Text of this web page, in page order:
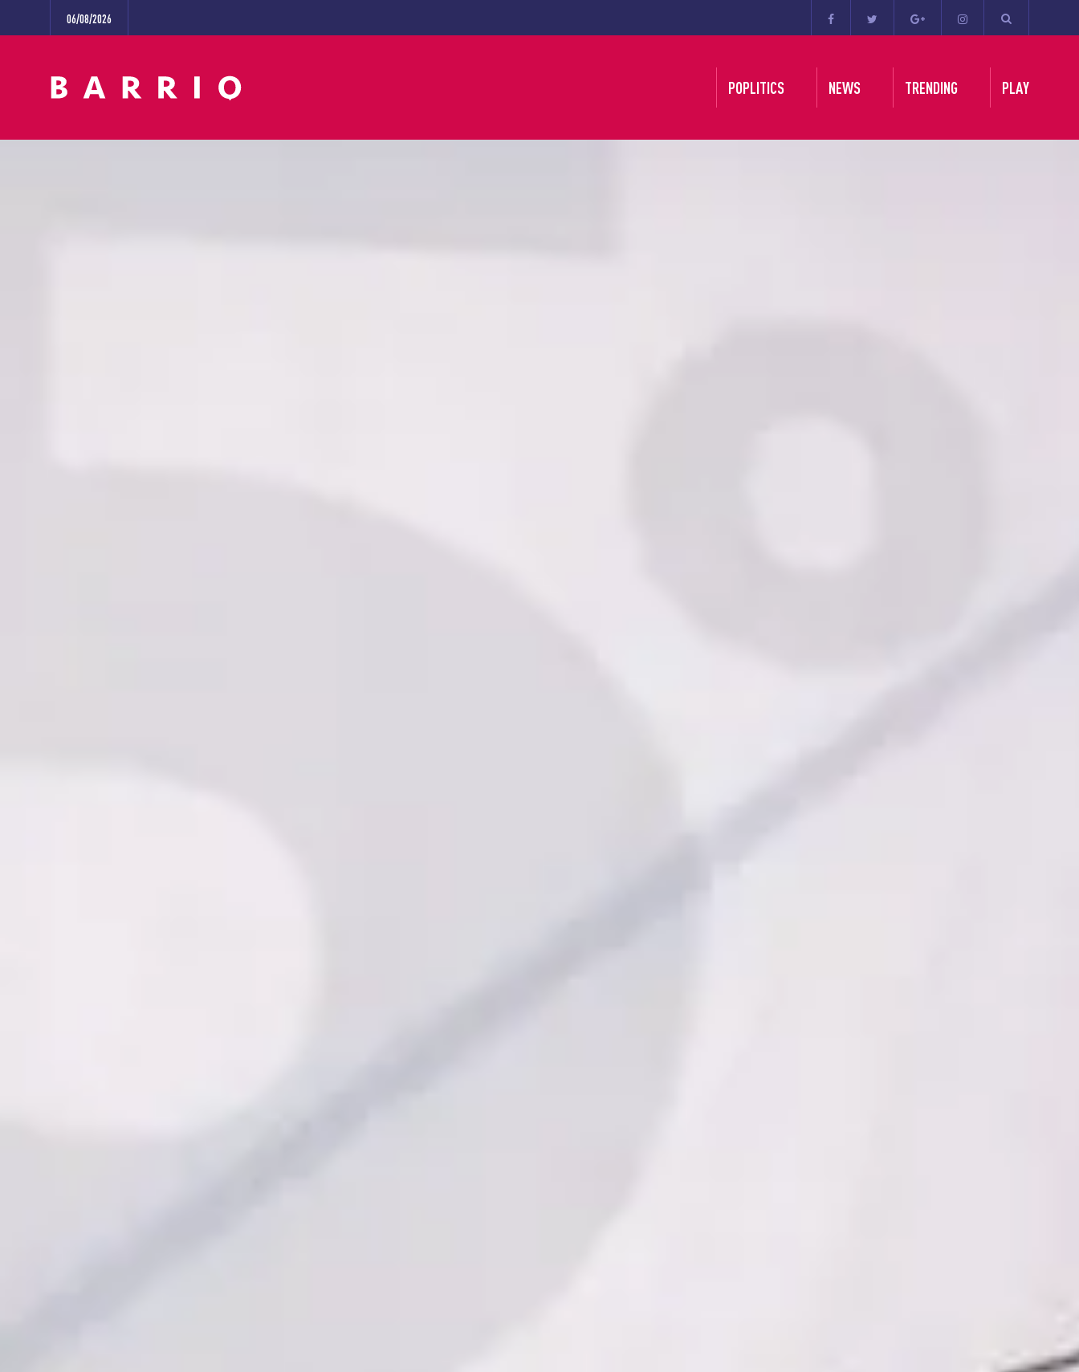
06/08/2026
POPLITICS NEWS TRENDING PLAY